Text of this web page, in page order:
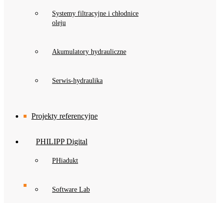
Systemy filtracyjne i chłodnice
oleju
Akumulatory hydrauliczne
Serwis-hydraulika
Projekty referencyjne
PHILIPP Digital
PHiadukt
Software Lab